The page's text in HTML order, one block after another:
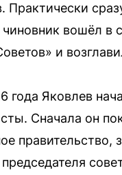
Практически
чиновник вошёл в
и
года Яковлев
Сначала он
правительство,